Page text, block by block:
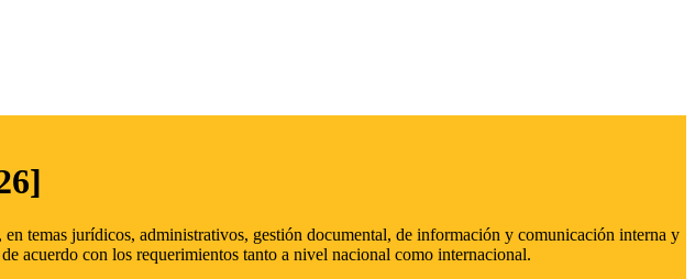
temas jurídicos, administrativos, gestión documental, de información y comunicación interna y
acuerdo con los requerimientos tanto a nivel nacional como internacional.